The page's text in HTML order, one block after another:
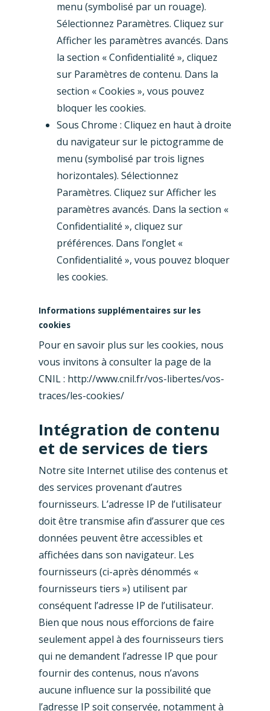
menu (symbolisé par un rouage).
Sélectionnez Paramètres. Cliquez sur
Afficher les paramètres avancés. Dans
la section « Confidentialité », cliquez
sur Paramètres de contenu. Dans la
section « Cookies », vous pouvez
bloquer les cookies.
Sous Chrome : Cliquez en haut à droite
du navigateur sur le pictogramme de
menu (symbolisé par trois lignes
horizontales). Sélectionnez
Paramètres. Cliquez sur Afficher les
paramètres avancés. Dans la section «
Confidentialité », cliquez sur
préférences. Dans l’onglet «
Confidentialité », vous pouvez bloquer
les cookies.
Informations supplémentaires sur les
cookies
Pour en savoir plus sur les cookies, nous
vous invitons à consulter la page de la
CNIL : http://www.cnil.fr/vos-libertes/vos-
traces/les-cookies/
Intégration de contenu
et de services de tiers
Notre site Internet utilise des contenus et
des services provenant d’autres
fournisseurs. L’adresse IP de l’utilisateur
doit être transmise afin d’assurer que ces
données peuvent être accessibles et
affichées dans son navigateur. Les
fournisseurs (ci-après dénommés «
fournisseurs tiers ») utilisent par
conséquent l’adresse IP de l’utilisateur.
Bien que nous nous efforcions de faire
seulement appel à des fournisseurs tiers
qui ne demandent l’adresse IP que pour
fournir des contenus, nous n’avons
aucune influence sur la possibilité que
l’adresse IP soit conservée, notamment à